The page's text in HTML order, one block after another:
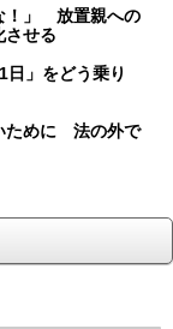
！」 放置親への
させる
日」をどう乗り
ために 法の外で